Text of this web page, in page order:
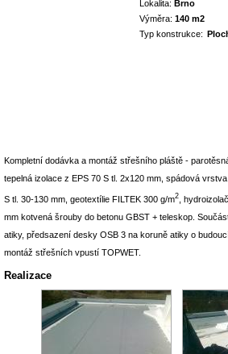
Lokalita: Brno
Výměra: 140 m2
Typ konstrukce:
Kompletní dodávka a montáž střešního pláště -
tepelná izolace z EPS 70 S tl. 2x120 mm, spádová
S tl. 30-130 mm, geotextílie FILTEK 300 g/m2 ,
mm kotvená šrouby do betonu GBST + teleskop.
atiky, předsazení desky OSB 3 na koruně atiky o
montáž střešních vpustí TOPWET.
Realizace